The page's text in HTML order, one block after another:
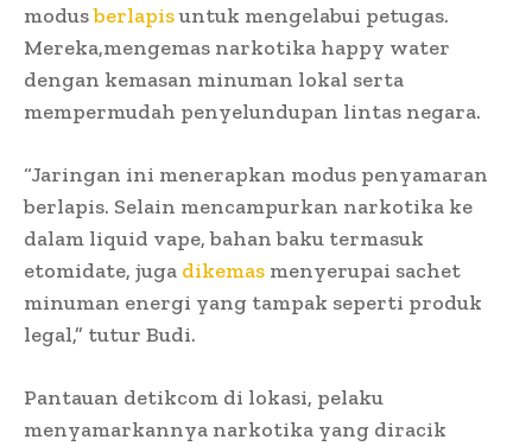
modusberlapisuntuk mengelabui petugas.
Mereka,mengemas narkotika happy water
dengan kemasan minuman lokal serta
mempermudah penyelundupan lintas negara.
“Jaringan ini menerapkan modus penyamaran
berlapis. Selain mencampurkan narkotika ke
dalam liquid vape, bahan baku termasuk
etomidate, juga dikemas menyerupai sachet
minuman energi yang tampak seperti produk
legal,” tutur Budi.
Pantauan detikcom di lokasi, pelaku
menyamarkannya narkotika yang diracik